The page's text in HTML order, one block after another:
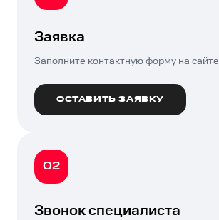
Заявка
Заполните контактную форму на сайте
ОСТАВИТЬ ЗАЯВКУ
02
Звонок специалиста